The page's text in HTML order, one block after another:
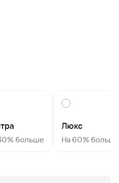
больше
Люкс
На 60% больше